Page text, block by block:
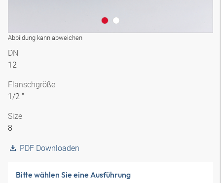
Abbildung kann abweichen
DN
12
Flanschgröße
1/2 "
Size
8
PDF Downloaden
Bitte wählen Sie eine Ausführung